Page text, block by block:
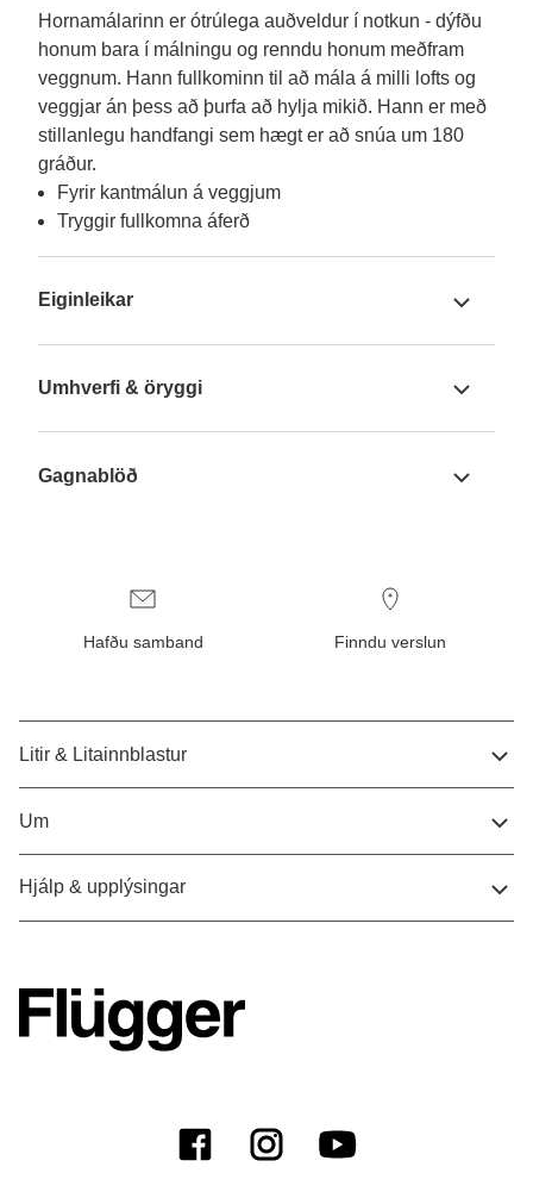
Hornamálarinn er ótrúlega auðveldur í notkun - dýfðu
honum bara í málningu og renndu honum meðfram
veggnum. Hann fullkominn til að mála á milli lofts og
veggjar án þess að þurfa að hylja mikið. Hann er með
stillanlegu handfangi sem hægt er að snúa um 180
gráður.
Fyrir kantmálun á veggjum
Tryggir fullkomna áferð
Eiginleikar
Umhverfi & öryggi
Gagnablöð
Hafðu samband Finndu verslun
Litir & Litainnblastur
Um
Hjálp & upplýsingar